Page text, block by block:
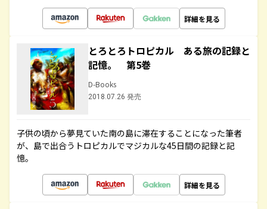
詳細を見る
とろとろトロピカル ある旅の記録と
記憶。 第5巻
D-Books
2018.07.26 発売
子供の頃から夢見ていた南の島に滞在することになった筆者
が、島で出合うトロピカルでマジカルな45日間の記録と記
憶。
詳細を見る